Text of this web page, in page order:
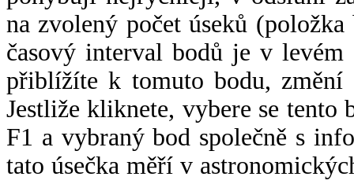
na zvolený počet úseků
časový interval bodů je v
přiblížíte k tomuto bodu,
Jestliže kliknete, vybere se tento
F1 a vybraný bod společně s
tato úsečka měří v